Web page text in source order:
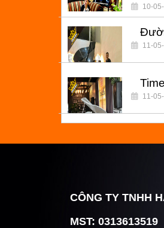
10-
11-
11-
CÔNG TY TNHH
MST: 0313613519